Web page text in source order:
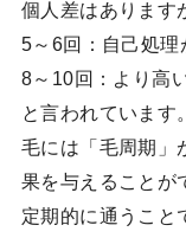
個人差はあります
5～6回：自己処理
8～10回：より高
と言われています。
毛には「毛周期」
果を与えることが
定期的に通うこと